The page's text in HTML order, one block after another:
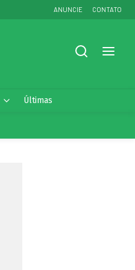
ANUNCIE CONTATO
Últimas